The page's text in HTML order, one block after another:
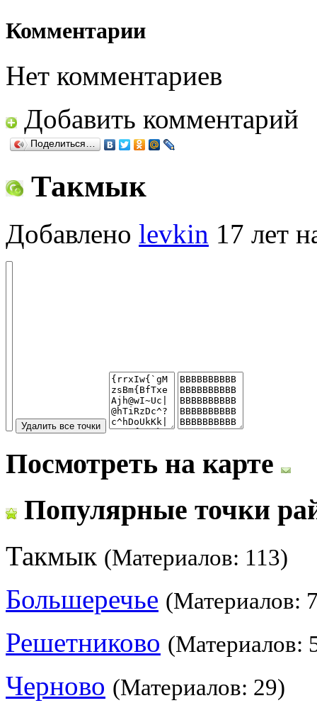
Комментарии
Нет комментариев
Добавить комментарий
Поделиться…
Такмык
Добавлено levkin 17 лет
Посмотреть на карте
Популярные точки
Такмык (Материалов: 113)
Большеречье (Материалов:
Решетниково (Материалов:
Черново (Материалов: 29)